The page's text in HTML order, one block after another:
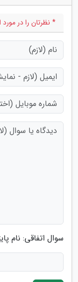
* نظرتان را در مورد
سوال اتفاقی: نام